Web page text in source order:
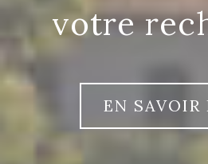
votre
EN SAVOIR